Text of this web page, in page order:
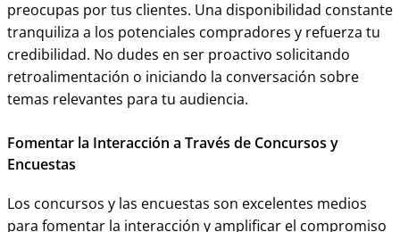
preocupas por tus clientes. Una disponibilidad constante
tranquiliza a los potenciales compradores y refuerza tu
credibilidad. No dudes en ser proactivo solicitando
retroalimentación o iniciando la conversación sobre
temas relevantes para tu audiencia.
Fomentar la Interacción a Través de Concursos y
Encuestas
Los concursos y las encuestas son excelentes medios
para fomentar la interacción y amplificar el compromiso